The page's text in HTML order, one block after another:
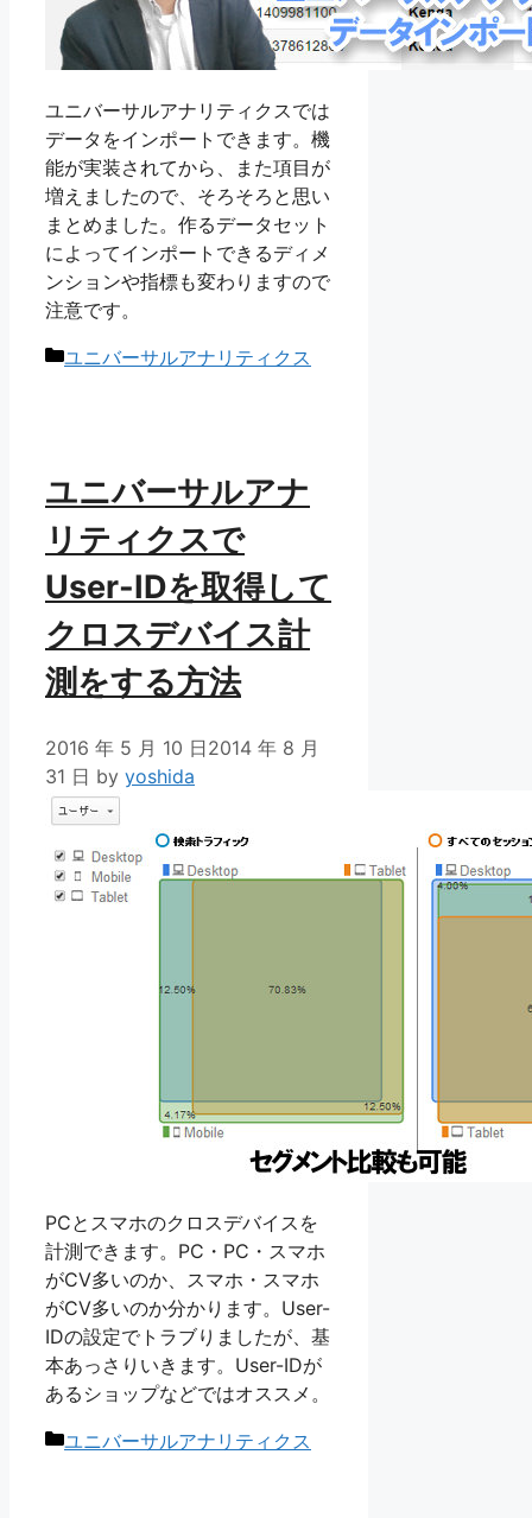
ユニバーサルアナリティクスでは
データをインポートできます。機
能が実装されてから、また項目が
増えましたので、そろそろと思い
まとめました。作るデータセット
によってインポートできるディメ
ンションや指標も変わりますので
注意です。
カ
ユニバーサルアナリティクス
ユニバーサルアナ
リティクスで
User-IDを取得して
クロスデバイス計
測をする方法
2016 年 5 月 10 日2014 年 8 月
31 日 by yoshida
PCとスマホのクロスデバイスを
計測できます。PC・PC・スマホ
がCV多いのか、スマホ・スマホ
がCV多いのか分かります。User-
IDの設定でトラブりましたが、基
本あっさりいきます。User-IDが
あるショップなどではオススメ。
カ
ユニバーサルアナリティクス